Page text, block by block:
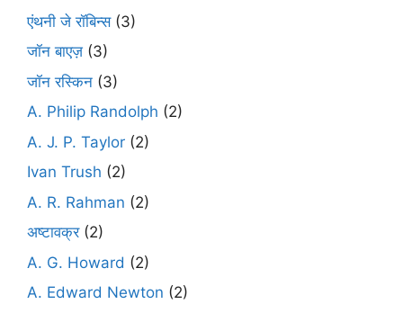
एंथनी जे रॉबिन्स(3)
जॉन बाएज़ (3)
जॉन रस्किन (3)
A. Philip Randolph (2)
A. J. P. Taylor (2)
Ivan Trush (2)
A. R. Rahman (2)
अष्टावक्र(2)
A. G. Howard (2)
A. Edward Newton (2)